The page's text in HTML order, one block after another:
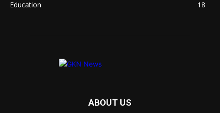
Education
18
ABOUT US